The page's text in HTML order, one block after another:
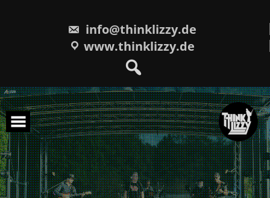
info@thinklizzy.de
www.thinklizzy.de